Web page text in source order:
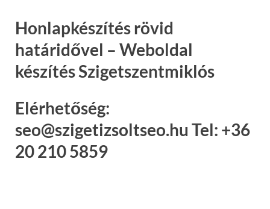
Honlapkészítés rövid
határidővel – Weboldal
készítés Szigetszentmiklós
Elérhetőség:
seo@szigetizsoltseo.hu Tel: +36
20 210 5859